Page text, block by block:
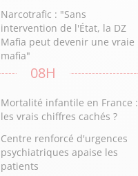
Narcotrafic : "Sans
intervention de l'État, la DZ
Mafia peut devenir une vraie
mafia"
08H
Mortalité infantile en France :
les vrais chiffres cachés ?
Centre renforcé d'urgences
psychiatriques apaise les
patients